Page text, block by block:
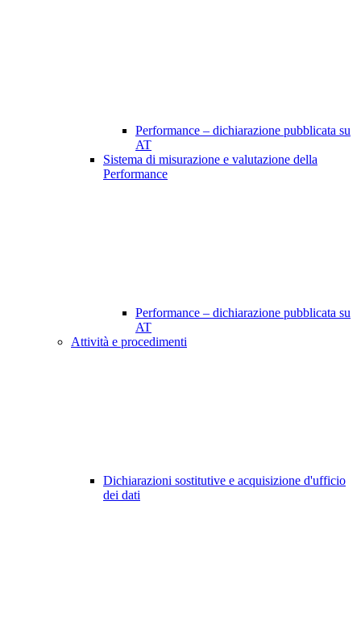
Performance – dichiarazione pubblicata su
AT
Sistema di misurazione e valutazione della
Performance
Performance – dichiarazione pubblicata su
AT
Attività e procedimenti
Dichiarazioni sostitutive e acquisizione d'ufficio
dei dati